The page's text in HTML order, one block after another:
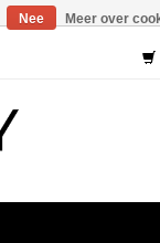
Nee Meer over